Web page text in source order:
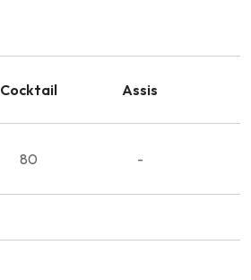
Cocktail Assis
80 -